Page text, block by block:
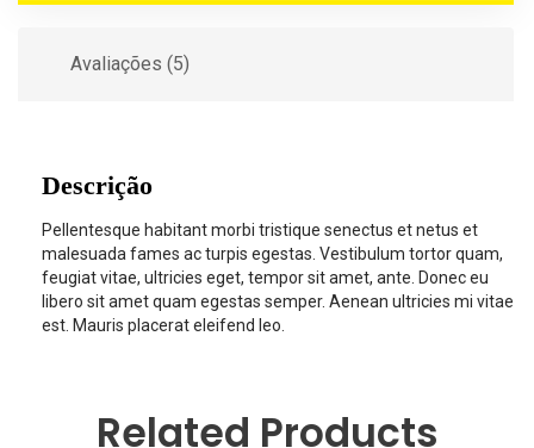
Avaliações (5)
Descrição
Pellentesque habitant morbi tristique senectus et netus et
malesuada fames ac turpis egestas. Vestibulum tortor quam,
feugiat vitae, ultricies eget, tempor sit amet, ante. Donec eu
libero sit amet quam egestas semper. Aenean ultricies mi vitae
est. Mauris placerat eleifend leo.
Related Products